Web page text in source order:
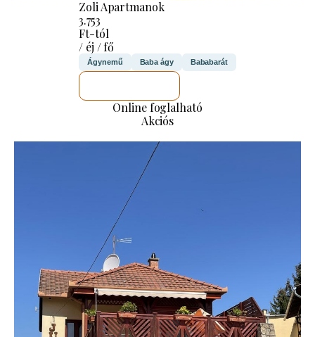
Zoli Apartmanok
3.753
Ft-tól
/ éj / fő
Ágynemű Baba ágy Bababarát
Online foglalható
Akciós